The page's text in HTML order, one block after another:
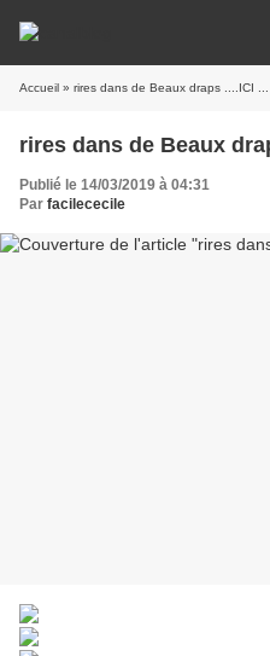
Accueil » rires dans de Beaux draps ....ICI ...
rires dans de Beaux
Publié le 14/03/2019 à 04:31
Par facilececile